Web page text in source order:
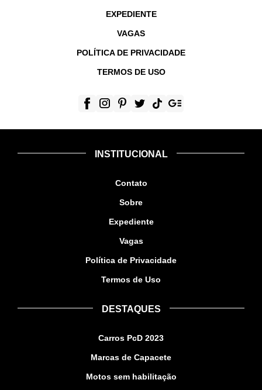
EXPEDIENTE
VAGAS
POLÍTICA DE PRIVACIDADE
TERMOS DE USO
INSTITUCIONAL
Contato
Sobre
Expediente
Vagas
Política de Privacidade
Termos de Uso
DESTAQUES
Carros PcD 2023
Marcas de Capacete
Motos sem habilitação